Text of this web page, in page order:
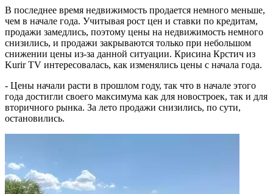
В последнее время недвижимость продается немного меньше,
чем в начале года. Учитывая рост цен и ставки по кредитам,
продажи замедлись, поэтому цены на недвижимость немного
снизились, и продажи закрываются только при небольшом
снижении цены из-за данной ситуации. Крисина Крстич из
Kurir TV интересовалась, как изменялись цены с начала года.
- Цены начали расти в прошлом году, так что в начале этого
года достигли своего максимума как для новостроек, так и для
вторичного рынка. За лето продажи снизились, по сути,
остановились.